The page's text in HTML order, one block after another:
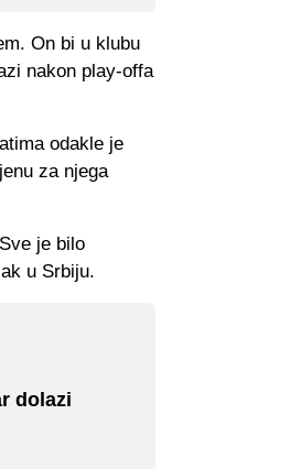
On bi u klubu
nakon play-offa
odakle je
za njega
je bilo
u Srbiju.
dolazi